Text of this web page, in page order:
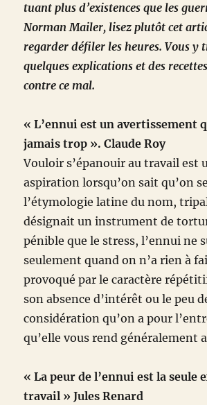
tuant plus d’existences que les
Norman Mailer, lisez plutôt cet
regarder défiler les heures. Vous y
quelques explications et des
contre ce mal.
« L’ennui est un avertissement
jamais trop ». Claude Roy
Vouloir s’épanouir au travail est
aspiration lorsqu’on sait qu’on
l’étymologie latine du nom,
désignait un instrument de
pénible que le stress, l’ennui ne
seulement quand on n’a rien à
provoqué par le caractère
son absence d’intérêt ou le peu
considération qu’on a pour
qu’elle vous rend généralement
« La peur de l’ennui est la seule
travail » Jules Renard